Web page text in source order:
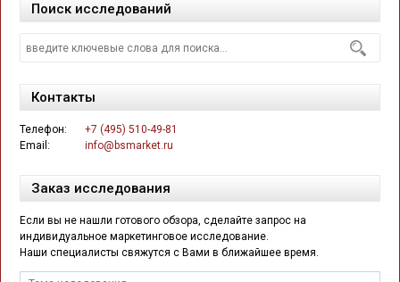
Поиск исследований
Контакты
Телефон:
+7 (495) 510-49-81
Email:
info@bsmarket.ru
Заказ исследования
Если вы не нашли готового обзора, сделайте запрос на
индивидуальное маркетинговое исследование.
Наши специалисты свяжутся с Вами в ближайшее время.